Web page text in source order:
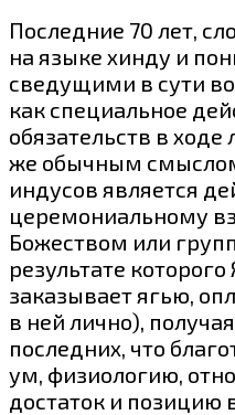
Последние 70 лет,
на языке хинду и
сведущими в сути
как специальное
обязательств в
же обычным
индусов является
церемониальному
Божеством или
результате
заказывает ягью,
в ней лично),
последних, что
ум, физиологию,
достаток и позицию